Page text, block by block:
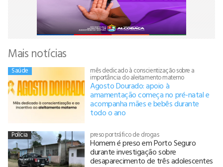
Mais notícias
Saúde mês dedicado à conscientização sobre a
importância do aleitamento materno
Agosto Dourado: apoio à
amamentação começa no pré-natal e
acompanha mães e bebês durante
todo o ano
Polícia preso por tráfico de drogas
Homem é preso em Porto Seguro
durante investigação sobre
desaparecimento de três adolescentes